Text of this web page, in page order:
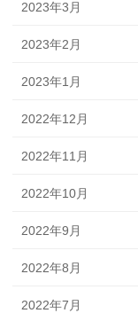
2023年3月
2023年2月
2023年1月
2022年12月
2022年11月
2022年10月
2022年9月
2022年8月
2022年7月